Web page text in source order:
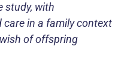
study, with
in a family context
of offspring